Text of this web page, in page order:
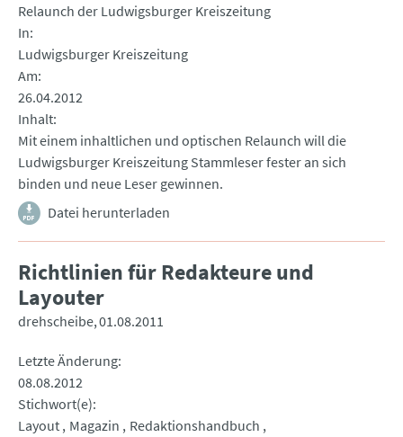
Relaunch der Ludwigsburger Kreiszeitung
In
Ludwigsburger Kreiszeitung
Am
26.04.2012
Inhalt
Mit einem inhaltlichen und optischen Relaunch will die
Ludwigsburger Kreiszeitung Stammleser fester an sich
binden und neue Leser gewinnen.
Datei herunterladen
Richtlinien für Redakteure und
Layouter
drehscheibe 01.08.2011
Letzte Änderung
08.08.2012
Stichwort(e)
Layout Magazin
Redaktionshandbuch